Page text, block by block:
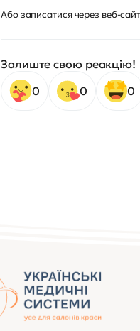
Або записатися через веб-
Залиште свою реакцію!
0
0 0